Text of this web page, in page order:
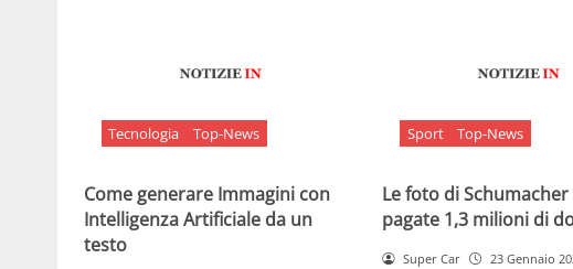
Tecnologia Top-News
Come generare Immagini con
Intelligenza Artificiale da un
testo
Sport Top-News
Le foto di
pagate 1,3 milioni di
Super Car 23 Gennaio